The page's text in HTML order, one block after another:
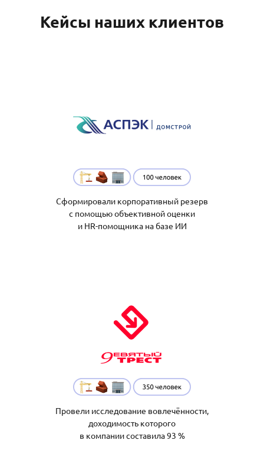
Кейсы наших клиентов
Сформировали корпоративный резерв
с помощью объективной оценки
и HR-помощника на базе ИИ
Провели исследование вовлечённости,
доходимость которого
в компании составила 93 %